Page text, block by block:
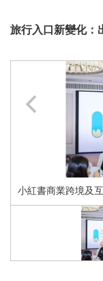
旅行入口新變化：
小紅書商業跨境及